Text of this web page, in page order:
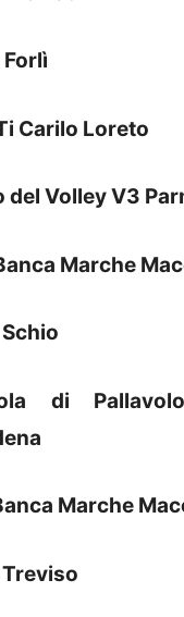
Carilo Loreto
Volley V3
Marche
di
Marche